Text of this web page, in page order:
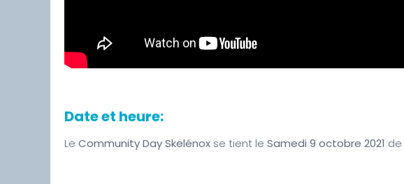
Date et heure:
Le Community Day Skelénox se tient le Samedi 9 octobre 2021 de